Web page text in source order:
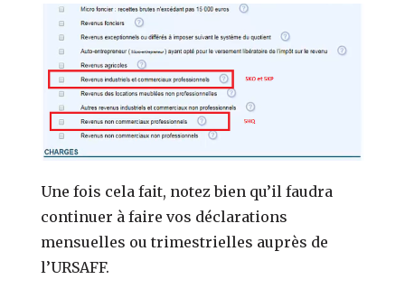
Une fois cela fait, notez bien qu’il faudra
continuer à faire vos déclarations
mensuelles ou trimestrielles auprès de
l’URSAFF.